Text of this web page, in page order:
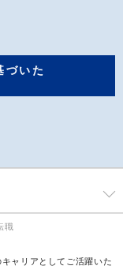
づいた
職
ャリアとしてご活躍いた